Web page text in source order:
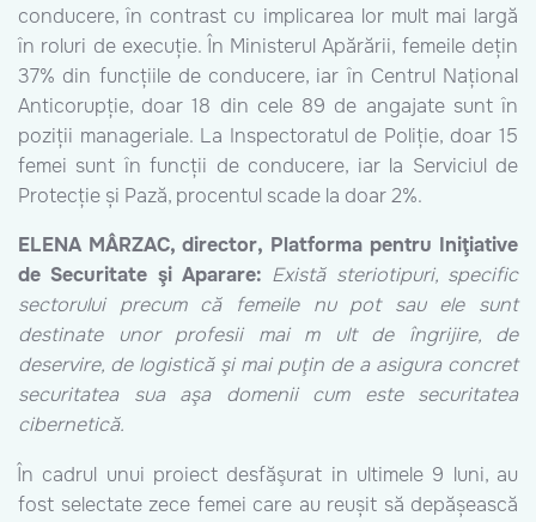
conducere, în contrast cu implicarea lor mult mai largă
în roluri de execuție. În Ministerul Apărării, femeile dețin
37% din funcțiile de conducere, iar în Centrul Național
Anticorupție, doar 18 din cele 89 de angajate sunt în
poziții manageriale. La Inspectoratul de Poliție, doar 15
femei sunt în funcții de conducere, iar la Serviciul de
Protecție și Pază, procentul scade la doar 2%.
ELENA MÂRZAC, director, Platforma pentru Iniţiative
de Securitate şi Aparare: Există steriotipuri, specific
sectorului precum că femeile nu pot sau ele sunt
destinate unor profesii mai m ult de îngrijire, de
deservire, de logistică şi mai puţin de a asigura concret
securitatea sua aşa domenii cum este securitatea
cibernetică.
În cadrul unui proiect desfăşurat in ultimele 9 luni, au
fost selectate zece femei care au reușit să depășească